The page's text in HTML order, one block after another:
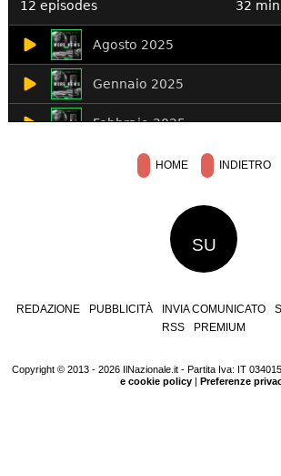
HOME INDIETRO
SU
REDAZIONE PUBBLICITÀ INVIA COMUNICATO
RSS
PREMIUM
Copyright © 2013 - 2026 IlNazionale.it - Partita Iva: IT
e cookie policy| Preferenze